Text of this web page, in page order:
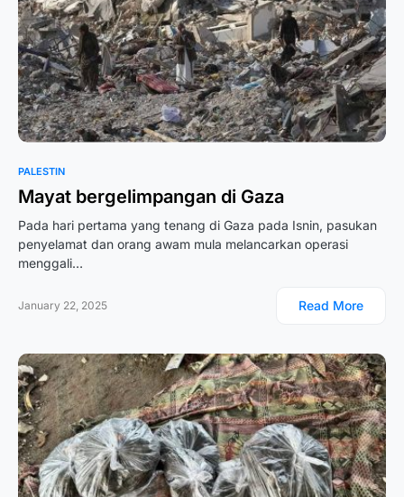
PALESTIN
Mayat bergelimpangan di Gaza
Pada hari pertama yang tenang di Gaza pada Isnin, pasukan
penyelamat dan orang awam mula melancarkan operasi
menggali…
January 22, 2025 Read More